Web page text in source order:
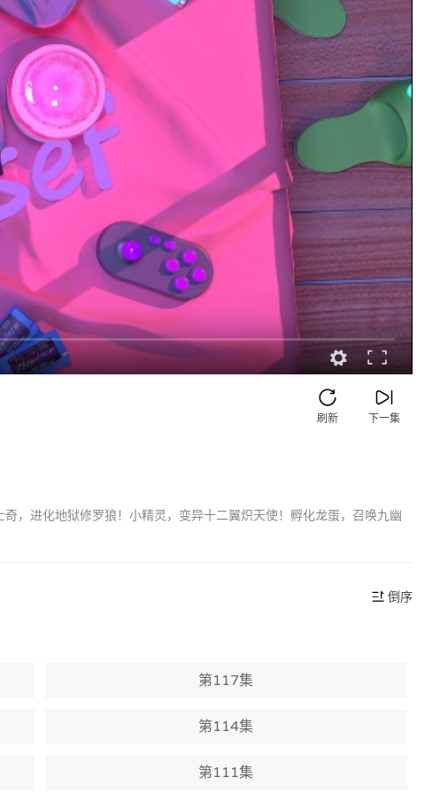
下一集
刷新
，进化地狱修罗狼！小精灵，变异十二翼炽天使！孵化龙蛋，召唤九幽
倒序
第117集
第114集
第111集